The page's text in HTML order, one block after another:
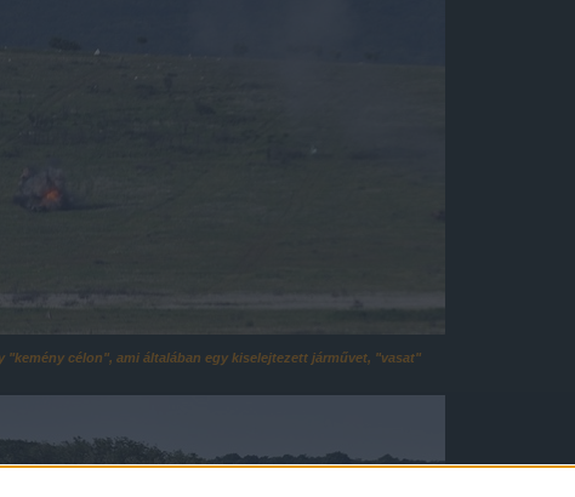
"kemény célon", ami általában egy kiselejtezett járművet, "vasat"